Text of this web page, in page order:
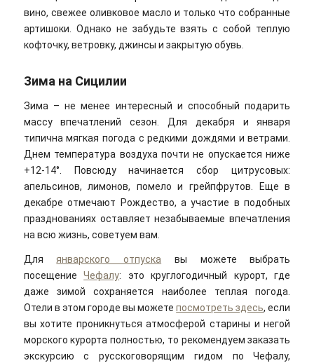
вино, свежее оливковое масло и только что собранные
артишоки. Однако не забудьте взять с собой теплую
кофточку, ветровку, джинсы и закрытую обувь.
Зима на Сицилии
Зима – не менее интересный и способный подарить
массу впечатлений сезон. Для декабря и января
типична мягкая погода с редкими дождями и ветрами.
Днем температура воздуха почти не опускается ниже
+12-14°. Повсюду начинается сбор цитрусовых:
апельсинов, лимонов, помело и грейпфрутов. Еще в
декабре отмечают Рождество, а участие в подобных
празднованиях оставляет незабываемые впечатления
на всю жизнь, советуем вам.
Дляянварского отпуска вы можете выбрать
посещениеЧефалу: это круглогодичный курорт, где
даже зимой сохраняется наиболее теплая погода.
Отели в этом городе вы можетепосмотреть здесь, если
вы хотите проникнуться атмосферой старины и негой
морского курорта полностью, то рекомендуем заказать
экскурсию с русскоговорящим гидом по Чефалу,